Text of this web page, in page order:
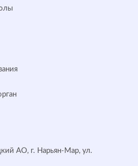
АО, г. Нарьян-Мар, ул.